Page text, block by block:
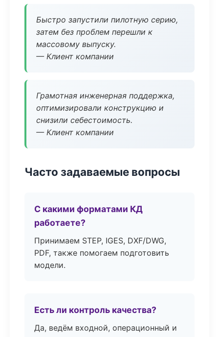
Быстро запустили пилотную серию,
затем без проблем перешли к
массовому выпуску.
— Клиент компании
Грамотная инженерная поддержка,
оптимизировали конструкцию и
снизили себестоимость.
— Клиент компании
Часто задаваемые вопросы
С какими форматами КД
работаете?
Принимаем STEP, IGES, DXF/DWG,
PDF, также помогаем подготовить
модели.
Есть ли контроль качества?
Да, ведём входной, операционный и